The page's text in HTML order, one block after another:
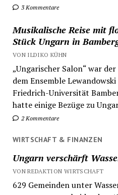
3 Kommentare
Musikalische Reise mit
Stück Ungarn in
VON ILDIKO KÜHN
„Ungarischer Salon“ war
dem Ensemble
Friedrich-Universität
hatte einige Bezüge zu
2 Kommentare
WIRTSCHAFT & FINANZEN
Ungarn verschärft
VON REDAKTION WIRTSCHAFT
629 Gemeinden unter